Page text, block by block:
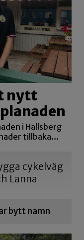
nytt
i Hallsberg
tillbaka…
cykelväg
Lanna
bytt namn